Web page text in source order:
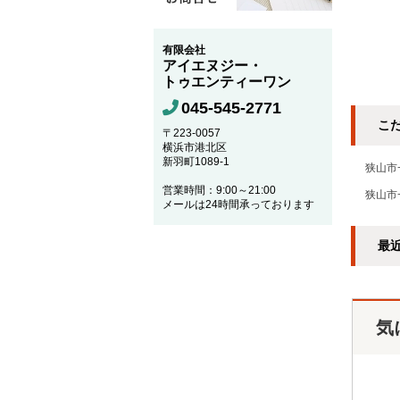
こ
狭山市
狭山市
最
気
有限会社
アイエヌジー・
トゥエンティーワン
045-545-2771
〒223-0057
横浜市港北区
新羽町1089-1
営業時間：9:00～21:00
メールは24時間承っております